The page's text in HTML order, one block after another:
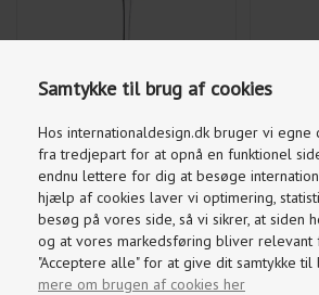
Samtykke til brug af cookies
Hos internationaldesign.dk bruger vi egne
fra tredjepart for at opnå en funktionel
endnu lettere for dig at besøge
hjælp af cookies laver vi optimering,
besøg på vores side, så vi sikrer, at siden
og at vores markedsføring bliver relevant
"Acceptere alle" for at give dit samtykke til
mere om brugen af cookies her
90,00 71,00 DKK
BUBBLE RØDVINSGLAS
BROSTE COPENHAGEN